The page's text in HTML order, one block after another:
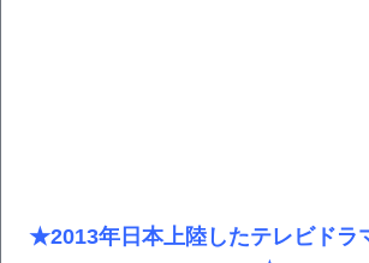
★2013年日本上陸したテレビドラ